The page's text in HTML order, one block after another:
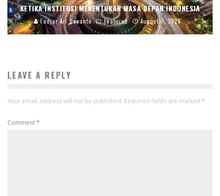
KETIKA INSTITUSI MENENTUKAN MASA DEPAN INDONESIA
Fadjar Ari Dewanto Featured August 7, 2026
LEAVE A REPLY
Your email address will not be published. Required fields are marked *
Comment*